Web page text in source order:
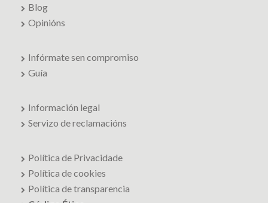
Blog
Opinións
Infórmate sen compromiso
Guía
Información legal
Servizo de reclamacións
Política de Privacidade
Política de cookies
Política de transparencia